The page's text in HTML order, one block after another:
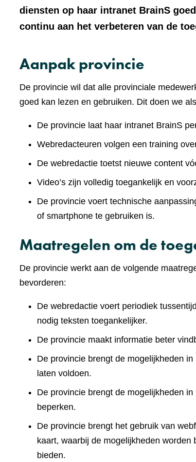
diensten op haar intranet BrainS
continu aan het verbeteren van de
Aanpak provincie
De provincie wil dat alle provinciale
goed kan lezen en gebruiken. Dit doen we
De provincie laat haar intranet BrainS
Webredacteuren volgen een training
De webredactie toetst nieuwe content
Video’s zijn volledig toegankelijk en
De provincie voert technische
of smartphone te gebruiken is.
Maatregelen om de
De provincie werkt aan de volgende
bevorderen:
De webredactie voert periodiek
nodig teksten toegankelijker.
De provincie maakt informatie beter
De provincie brengt de mogelijkheden
laten voldoen.
De provincie brengt de mogelijkheden
beperken.
De provincie brengt het gebruik van
kaart, waarbij de mogelijkheden
bieden.